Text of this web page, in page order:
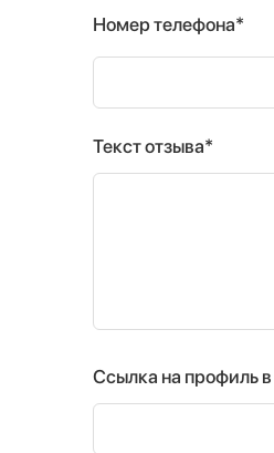
Номер телефона*
Текст отзыва*
Ссылка на профиль